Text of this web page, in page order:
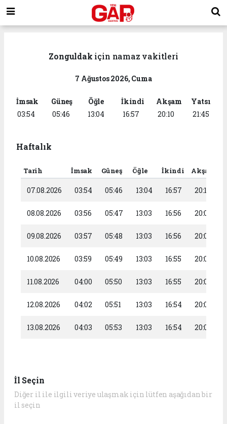
Zonguldak için namaz vakitleri
7 Ağustos 2026, Cuma
İmsak
03:54
Güneş
05:46
Öğle
13:04
İkindi
16:57
Akşam
20:10
Yatsı
21:45
Haftalık
Tarih İmsak Güneş Öğle İkindi Akşam
07.08.2026 03:54 05:46 13:04 16:57 20:10
08.08.2026 03:56 05:47 13:03 16:56 20:09
09.08.2026 03:57 05:48 13:03 16:56 20:08
10.08.2026 03:59 05:49 13:03 16:55 20:06
11.08.2026 04:00 05:50 13:03 16:55 20:05
12.08.2026 04:02 05:51 13:03 16:54 20:04
13.08.2026 04:03 05:53 13:03 16:54 20:02
İl Seçin
Diğer il ile ilgili veriye ulaşmak için lütfen aşağıdan bir
il seçin